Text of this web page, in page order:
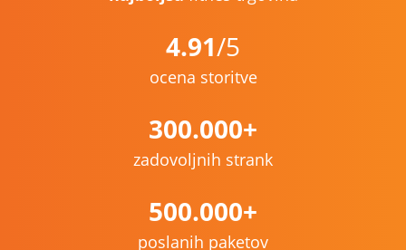
4.91/5
ocena storitve
300.000+
zadovoljnih strank
500.000+
poslanih paketov